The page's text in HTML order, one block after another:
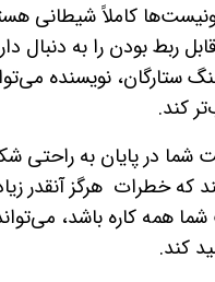
کاملاً شیطانی
ربط بودن را به دنبال
ستارگان، نویسنده
کند.
شما در پایان به
خطرات هرگز آنقدر
همه کاره باشد،
کند.